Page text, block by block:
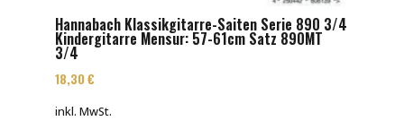
Hannabach Klassikgitarre-Saiten Serie 890 3/4
Kindergitarre Mensur: 57-61cm Satz 890MT
3/4
18,30 €
inkl. MwSt.